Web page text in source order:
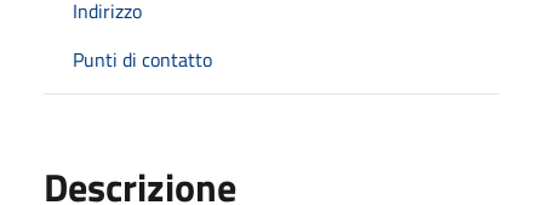
Indirizzo
Punti di contatto
Descrizione